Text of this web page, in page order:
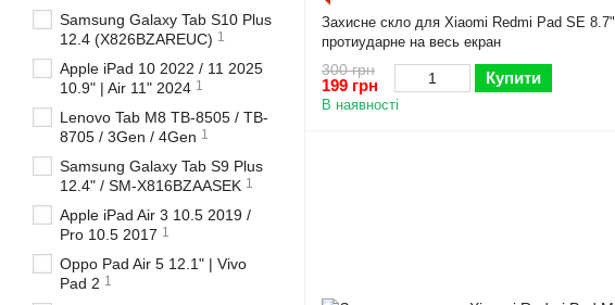
Захисне скло для Xiaomi Redmi Pad SE 8.7"
протиударне на весь екран
300 грн
199 грн Купити
В наявності
Samsung Galaxy Tab S10 Plus
12.4 (X826BZAREUC) 1
Apple iPad 10 2022 / 11 2025
10.9" | Air 11" 2024 1
Lenovo Tab M8 TB-8505 / TB-
8705 / 3Gen / 4Gen 1
Samsung Galaxy Tab S9 Plus
12.4" / SM-X816BZAASEK 1
Apple iPad Air 3 10.5 2019 /
Pro 10.5 2017 1
Oppo Pad Air 5 12.1" | Vivo
Pad 2 1